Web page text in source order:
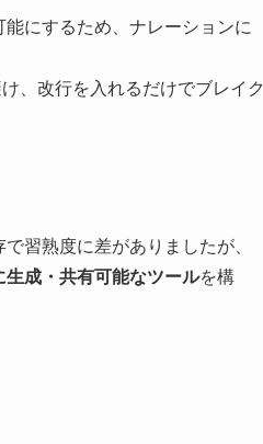
にするため、ナレーションに
、改行を入れるだけでブレイク
習熟度に差がありましたが、
成・共有可能なツールを構